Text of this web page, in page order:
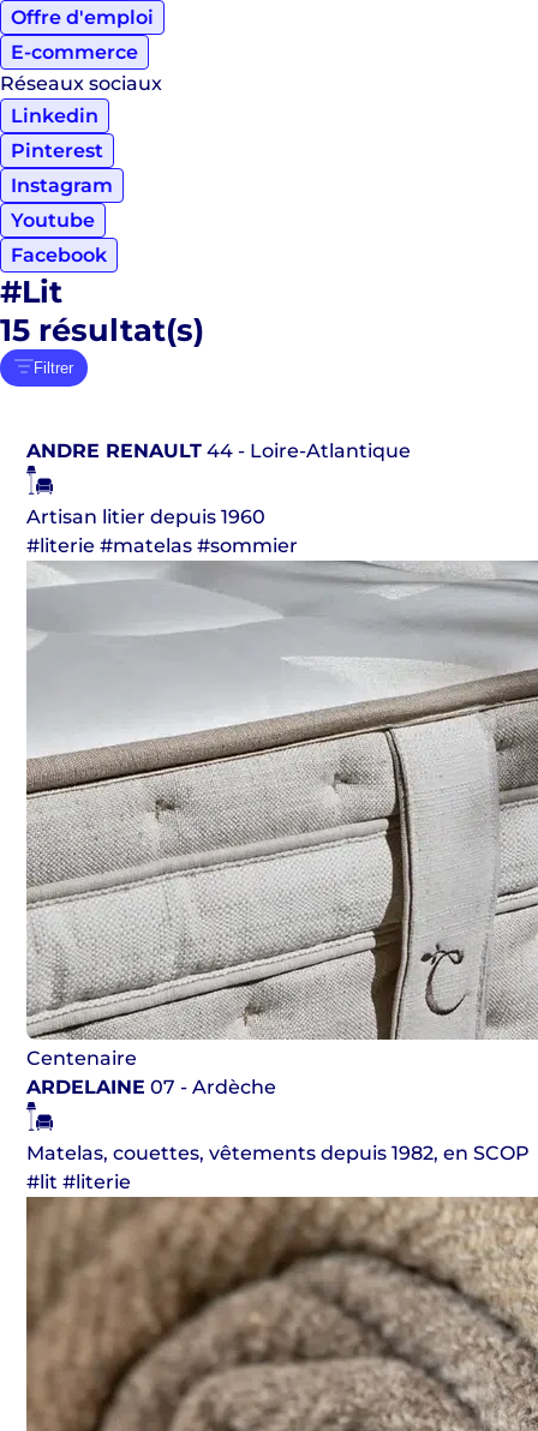
Offre d'emploi
E-commerce
Réseaux sociaux
Linkedin
Pinterest
Instagram
Youtube
Facebook
#Lit
15 résultat(s)
Filtrer
ANDRE RENAULT 44 - Loire-Atlantique
Artisan litier depuis 1960
#literie #matelas #sommier
Centenaire
ARDELAINE 07 - Ardèche
Matelas, couettes, vêtements depuis 1982, en SCOP
#lit #literie